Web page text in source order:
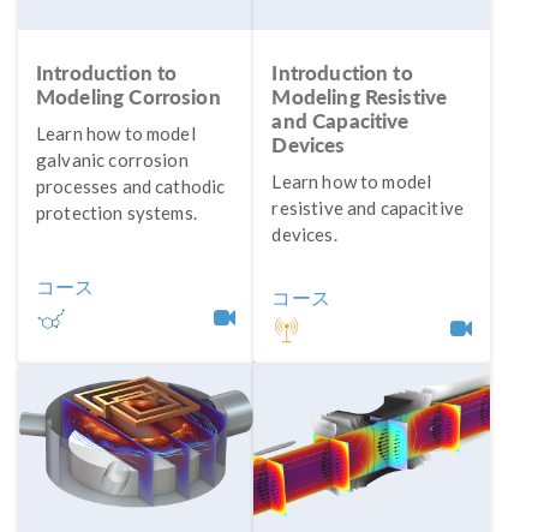
Introduction to
Modeling Corrosion
Learn how to model
galvanic corrosion
processes and cathodic
protection systems.
コース
Introduction to
Modeling Resistive
and Capacitive
Devices
Learn how to model
resistive and capacitive
devices.
コース